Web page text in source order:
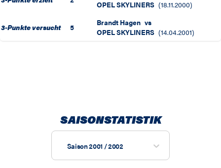
OPEL SKYLINERS (18.11.2000)
3-Punkte versucht 5 Brandt Hagen vs
OPEL SKYLINERS (14.04.2001)
SAISONSTATISTIK
Saison 2001 / 2002